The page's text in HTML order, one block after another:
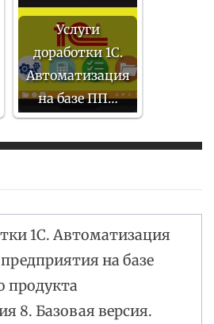
Услуги
доработки 1С.
Автоматизация
на базе ПП…
1С. Автоматизация
на базе
продукта
8. Базовая версия.